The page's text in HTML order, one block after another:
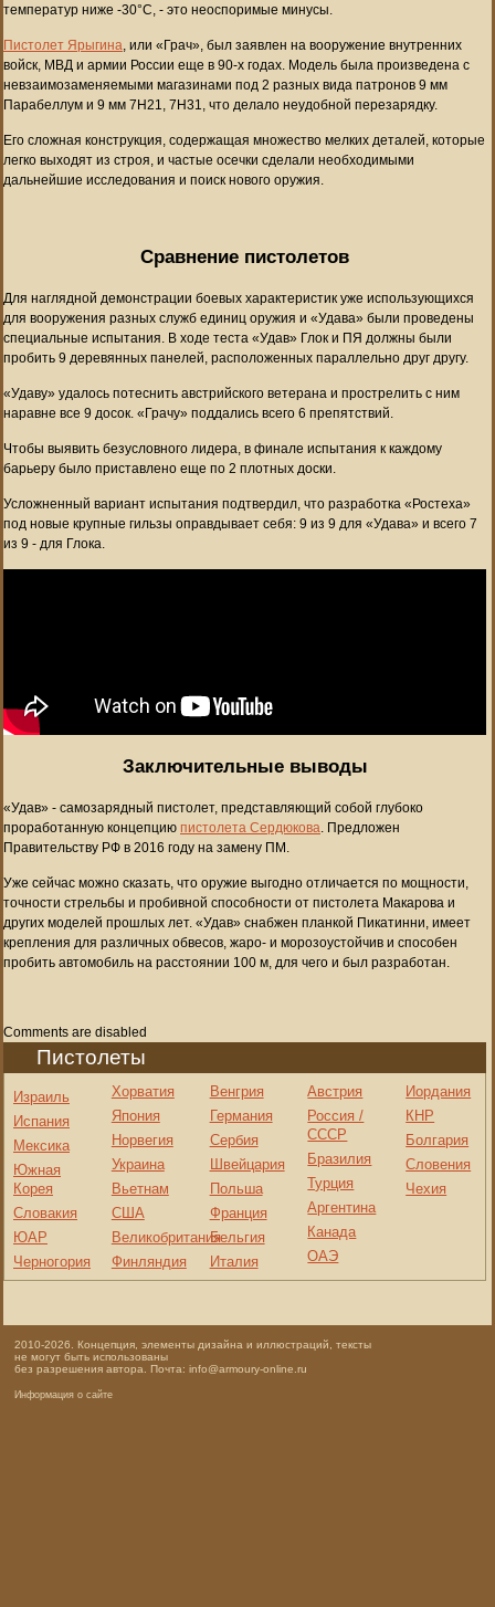
температур ниже -30°C, - это неоспоримые минусы.
Пистолет Ярыгина, или «Грач», был заявлен на вооружение внутренних
войск, МВД и армии России еще в 90-х годах. Модель была произведена с
невзаимозаменяемыми магазинами под 2 разных вида патронов 9 мм
Парабеллум и 9 мм 7Н21, 7Н31, что делало неудобной перезарядку.
Его сложная конструкция, содержащая множество мелких деталей, которые
легко выходят из строя, и частые осечки сделали необходимыми
дальнейшие исследования и поиск нового оружия.
Сравнение пистолетов
Для наглядной демонстрации боевых характеристик уже использующихся
для вооружения разных служб единиц оружия и «Удава» были проведены
специальные испытания. В ходе теста «Удав» Глок и ПЯ должны были
пробить 9 деревянных панелей, расположенных параллельно друг другу.
«Удаву» удалось потеснить австрийского ветерана и прострелить с ним
наравне все 9 досок. «Грачу» поддались всего 6 препятствий.
Чтобы выявить безусловного лидера, в финале испытания к каждому
барьеру было приставлено еще по 2 плотных доски.
Усложненный вариант испытания подтвердил, что разработка «Ростеха»
под новые крупные гильзы оправдывает себя: 9 из 9 для «Удава» и всего 7
из 9 - для Глока.
Заключительные выводы
«Удав» - самозарядный пистолет, представляющий собой глубоко
проработанную концепцию пистолета Сердюкова. Предложен
Правительству РФ в 2016 году на замену ПМ.
Уже сейчас можно сказать, что оружие выгодно отличается по мощности,
точности стрельбы и пробивной способности от пистолета Макарова и
других моделей прошлых лет. «Удав» снабжен планкой Пикатинни, имеет
крепления для различных обвесов, жаро- и морозоустойчив и способен
пробить автомобиль на расстоянии 100 м, для чего и был разработан.
Comments are disabled
Пистолеты
Израиль
Испания
Мексика
Южная
Корея
Словакия
ЮАР
Черногория
Хорватия
Япония
Норвегия
Украина
Вьетнам
США
Великобритания
Финляндия
Венгрия
Германия
Сербия
Швейцария
Польша
Франция
Бельгия
Италия
Австрия
Россия /
СССР
Бразилия
Турция
Аргентина
Канада
ОАЭ
Иордания
КНР
Болгария
Словения
Чехия
2010-2026. Концепция, элементы дизайна и иллюстраций, тексты
не могут быть использованы
без разрешения автора. Почта: info@armoury-online.ru
Информация о сайте